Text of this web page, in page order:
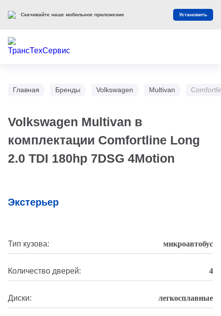
Главная Бренды Volkswagen Multivan
Volkswagen Multivan в
комплектации Comfortline Long
2.0 TDI 180hp 7DSG 4Motion
Экстерьер
Тип кузова: микроавтобус
Количество дверей: 4
Диски: легкосплавные
Скачивайте наше мобильное приложение Установить